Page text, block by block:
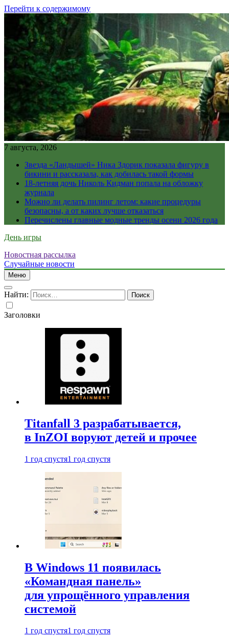
Перейти к содержимому
7 августа, 2026
Звезда «Ландышей» Ника Здорик показала фигуру в
бикини и рассказала, как добилась такой формы
18-летняя дочь Николь Кидман попала на обложку
журнала
Можно ли делать пилинг летом: какие процедуры
безопасны, а от каких лучше отказаться
Перечислены главные модные тренды осени 2026 года
День игры
Новостная рассылка
Случайные новости
Меню
Найти:
Заголовки
Titanfall 3 разрабатывается,
в InZOI воруют детей и прочее
1 год спустя1 год спустя
В Windows 11 появилась
«Командная панель»
для упрощённого управления
системой
1 год спустя1 год спустя